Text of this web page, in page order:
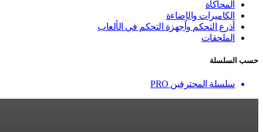
المحاكاة
الكاميرات والإضاءة
أذرع التحكم وأجهزة التحكم في الألعاب
الملحقات
حسب السلسلة
سلسلة المحترفين PRO